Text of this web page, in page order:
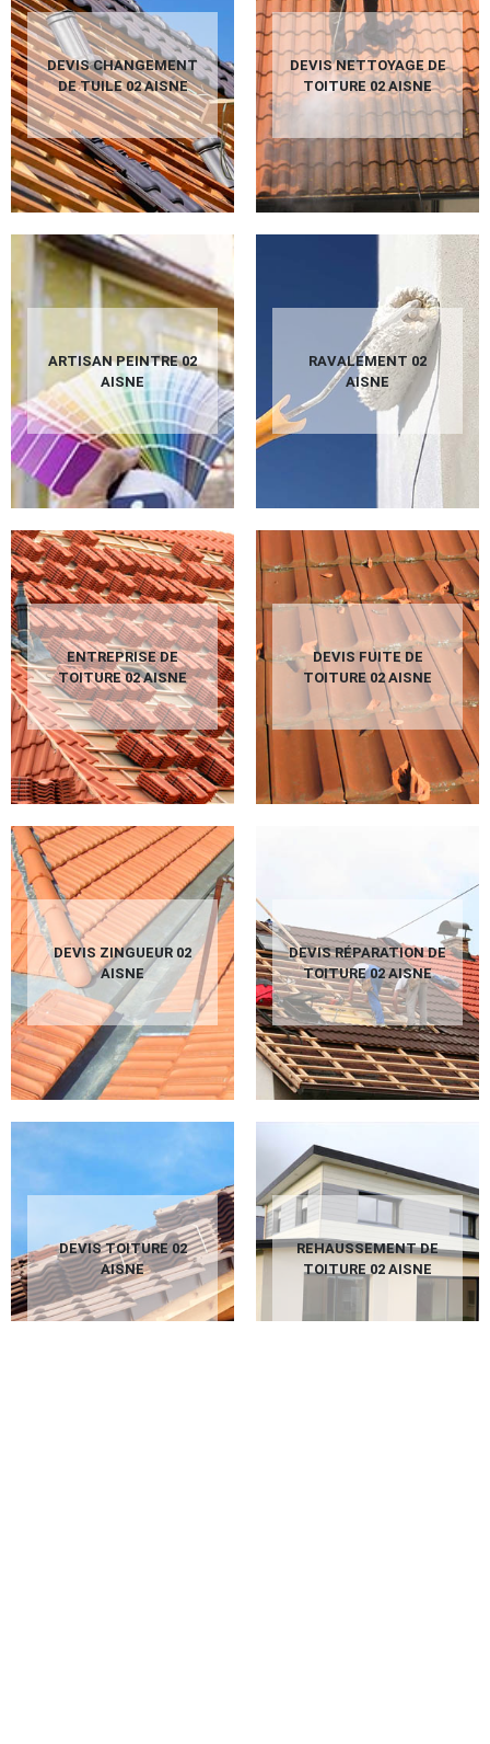
DEVIS CHANGEMENT
DE TUILE 02 AISNE
DEVIS NETTOYAGE DE
TOITURE 02 AISNE
ARTISAN PEINTRE 02
AISNE
RAVALEMENT 02
AISNE
ENTREPRISE DE
TOITURE 02 AISNE
DEVIS FUITE DE
TOITURE 02 AISNE
DEVIS ZINGUEUR 02
AISNE
DEVIS RÉPARATION DE
TOITURE 02 AISNE
DEVIS TOITURE 02
AISNE
REHAUSSEMENT DE
TOITURE 02 AISNE